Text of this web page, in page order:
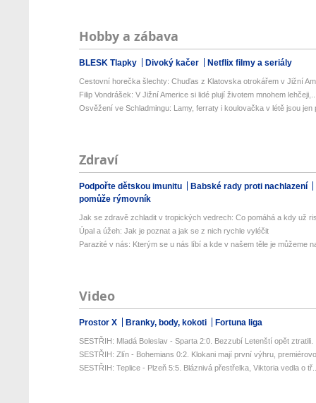
Hobby a zábava
BLESK Tlapky Divoký kačer Netflix filmy a seriály
Cestovní horečka šlechty: Chuďas z Klatovska otrokářem v Jižní
Filip Vondrášek: V Jižní Americe si lidé plují životem mnohem
Osvěžení ve Schladmingu: Lamy, ferraty i koulovačka v létě jsou jen
Zdraví
Podpořte dětskou imunitu
Babské rady proti nachlazení
pomůže rýmovník
Jak se zdravě zchladit v tropických vedrech: Co pomáhá a kdy už
Úpal a úžeh: Jak je poznat a jak se z nich rychle vyléčit
Parazité v nás: Kterým se u nás líbí a kde v našem těle je můžeme
Video
Prostor X Branky, body, kokoti Fortuna liga
SESTŘIH: Mladá Boleslav - Sparta 2:0. Bezzubí Letenští opět ztratili.
SESTŘIH: Zlín - Bohemians 0:2. Klokani mají první výhru,
SESTŘIH: Teplice - Plzeň 5:5. Bláznivá přestřelka, Viktoria vedla o